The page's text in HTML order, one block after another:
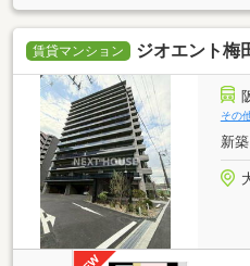
賃貸マンション ジオエント梅
その
新